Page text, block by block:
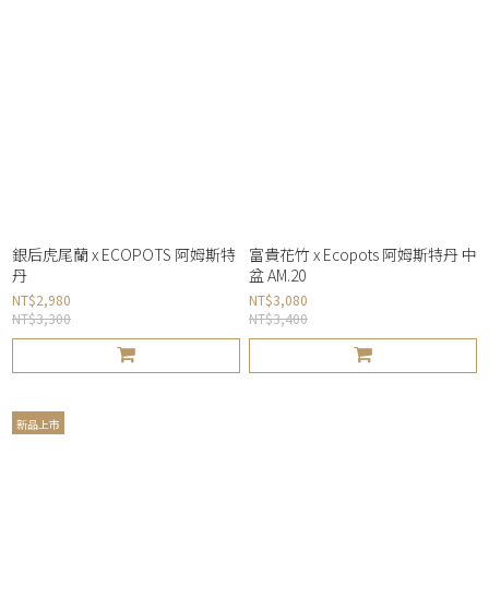
銀后虎尾蘭 x ECOPOTS 阿姆斯特
丹
NT$2,980
NT$3,300
富貴花竹 x Ecopots 阿姆斯特丹 中
盆 AM.20
NT$3,080
NT$3,400
新品上市